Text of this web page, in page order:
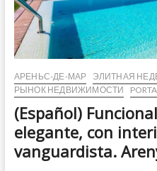
АРЕНЬС-ДЕ-МАР
ЭЛИТНАЯ
РЫНОК НЕДВИЖИМОСТИ
(Español)
elegante, con
vanguardista.